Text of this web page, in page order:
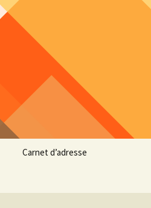
Carnet d’adresse